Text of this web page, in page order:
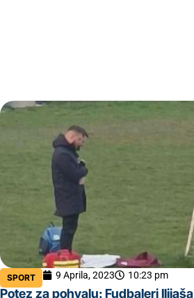
SPORT 9 Aprila, 2023 10:23 pm
Potez za pohvalu: Fudbaleri Ilijaša